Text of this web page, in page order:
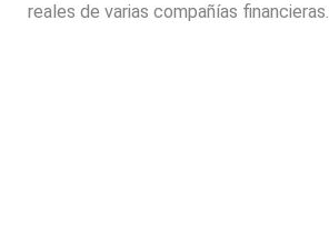
reales de varias compañías financieras.